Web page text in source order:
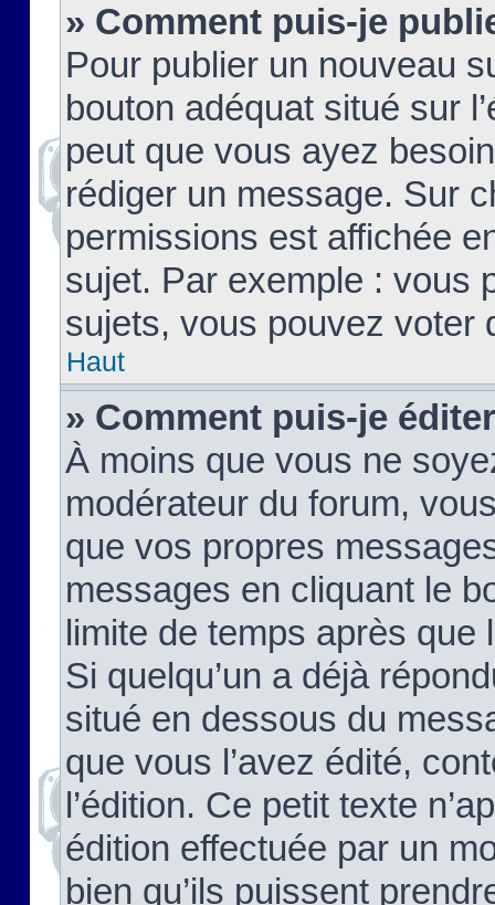
» Comment puis-je
Pour publier un nouveau
bouton adéquat situé sur
peut que vous ayez
rédiger un message. Sur
permissions est affichée
sujet. Par exemple : vous
sujets, vous pouvez voter
Haut
» Comment puis-je
À moins que vous ne
modérateur du forum,
que vos propres
messages en cliquant le
limite de temps après que
Si quelqu’un a déjà
situé en dessous du
que vous l’avez édité,
l’édition. Ce petit texte
édition effectuée par un
bien qu’ils puissent